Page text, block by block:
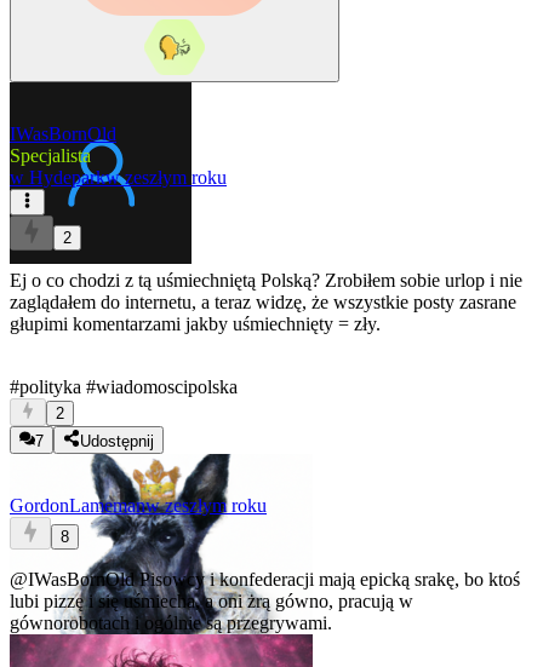
IWasBornOld
Specjalista
w Hydeparkw zeszłym roku
2
Ej o co chodzi z tą uśmiechniętą Polską? Zrobiłem sobie urlop i nie
zaglądałem do internetu, a teraz widzę, że wszystkie posty zasrane
głupimi komentarzami jakby uśmiechnięty = zły.
#polityka #wiadomoscipolska
2
7
Udostępnij
GordonLamemanw zeszłym roku
8
@IWasBornOldPisowcy i konfederacji mają epicką srakę, bo ktoś
lubi pizzę i się uśmiecha, a oni żrą gówno, pracują w
gównorobotach i ogólnie są przegrywami.